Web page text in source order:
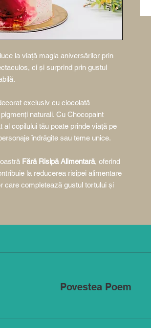
la viață magia aniversărilor prin
ci și surprind prin gustul
exclusiv cu ciocolată
naturali. Cu Chocopaint
copilului tău poate prinde viață pe
îndrăgite sau teme unice.
Fără Risipă Alimentară, oferind
la reducerea risipei alimentare
care completează gustul tortului şi
Povestea Poem